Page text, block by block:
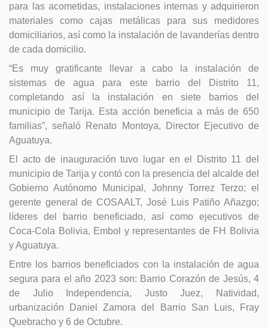
para las acometidas, instalaciones internas y adquirieron
materiales como cajas metálicas para sus medidores
domiciliarios, así como la instalación de lavanderías dentro
de cada domicilio.
“Es muy gratificante llevar a cabo la instalación de
sistemas de agua para este barrio del Distrito 11,
completando así la instalación en siete barrios del
municipio de Tarija. Esta acción beneficia a más de 650
familias”, señaló Renato Montoya, Director Ejecutivo de
Aguatuya.
El acto de inauguración tuvo lugar en el Distrito 11 del
municipio de Tarija y contó con la presencia del alcalde del
Gobierno Autónomo Municipal, Johnny Torrez Terzo; el
gerente general de COSAALT, José Luis Patiño Añazgo;
líderes del barrio beneficiado, así como ejecutivos de
Coca-Cola Bolivia, Embol y representantes de FH Bolivia
y Aguatuya.
Entre los barrios beneficiados con la instalación de agua
segura para el año 2023 son: Barrio Corazón de Jesús, 4
de Julio Independencia, Justo Juez, Natividad,
urbanización Daniel Zamora del Barrio San Luis, Fray
Quebracho y 6 de Octubre.